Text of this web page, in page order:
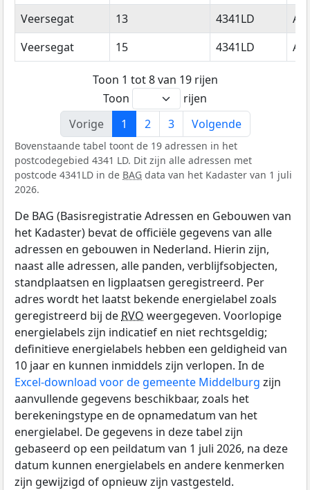
Veersegat
13 4341LD
Veersegat
15 4341LD
Toon 1 tot 8 van 19 rijen
Toon
rijen
Vorige
1 2 3 Volgende
Bovenstaande tabel toont de 19 adressen in het
postcodegebied 4341 LD. Dit zijn alle adressen met
postcode 4341LD in de BAG data van het Kadaster van 1 juli
2026.
De BAG (Basisregistratie Adressen en Gebouwen van
het Kadaster) bevat de officiële gegevens van alle
adressen en gebouwen in Nederland. Hierin zijn,
naast alle adressen, alle panden, verblijfsobjecten,
standplaatsen en ligplaatsen geregistreerd. Per
adres wordt het laatst bekende energielabel zoals
geregistreerd bij de RVO weergegeven. Voorlopige
energielabels zijn indicatief en niet rechtsgeldig;
definitieve energielabels hebben een geldigheid van
10 jaar en kunnen inmiddels zijn verlopen. In de
Excel-download voor de gemeente Middelburg zijn
aanvullende gegevens beschikbaar, zoals het
berekeningstype en de opnamedatum van het
energielabel. De gegevens in deze tabel zijn
gebaseerd op een peildatum van 1 juli 2026, na deze
datum kunnen energielabels en andere kenmerken
zijn gewijzigd of opnieuw zijn vastgesteld.